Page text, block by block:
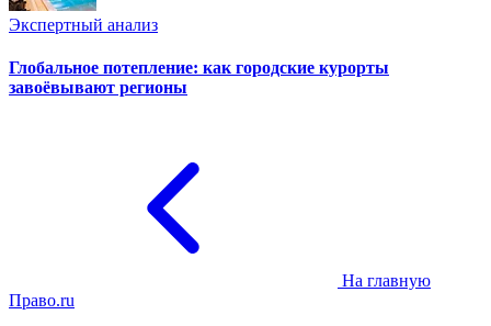
Экспертный анализ
Глобальное потепление: как городские курорты
завоёвывают регионы
На главную
Право.ru